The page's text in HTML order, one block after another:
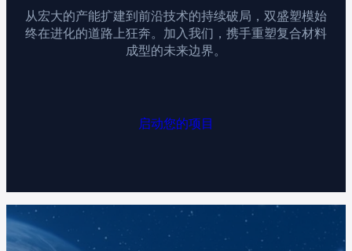
从宏大的产能扩建到前沿技术的持续破局，双盛塑模始
终在进化的道路上狂奔。加入我们，携手重塑复合材料
成型的未来边界。
启动您的项目